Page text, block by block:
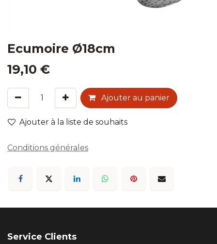
Ecumoire Ø18cm
19,10 €
Ajouter au panier
Ajouter à la liste de souhaits
Conditions générales
Service Clients